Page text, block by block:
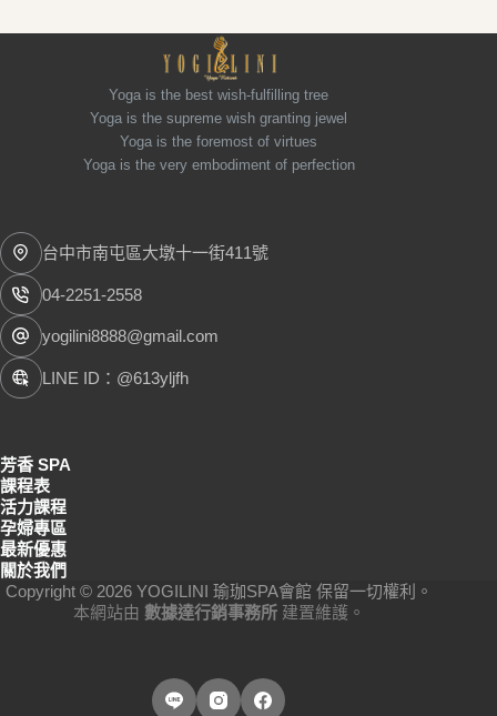
Yoga is the best wish-fulfilling tree
Yoga is the supreme wish granting jewel
Yoga is the foremost of virtues
Yoga is the very embodiment of perfection
台中市南屯區大墩十一街411號
04-2251-2558
yogilini8888@gmail.com
LINE ID：@613yljfh
芳香 SPA
課程表
活力課程
孕婦專區
最新優惠
關於我們
Copyright © 2026 YOGILINI 瑜珈SPA會館 保留一切權利。
本網站由 數據達行銷事務所建置維護。